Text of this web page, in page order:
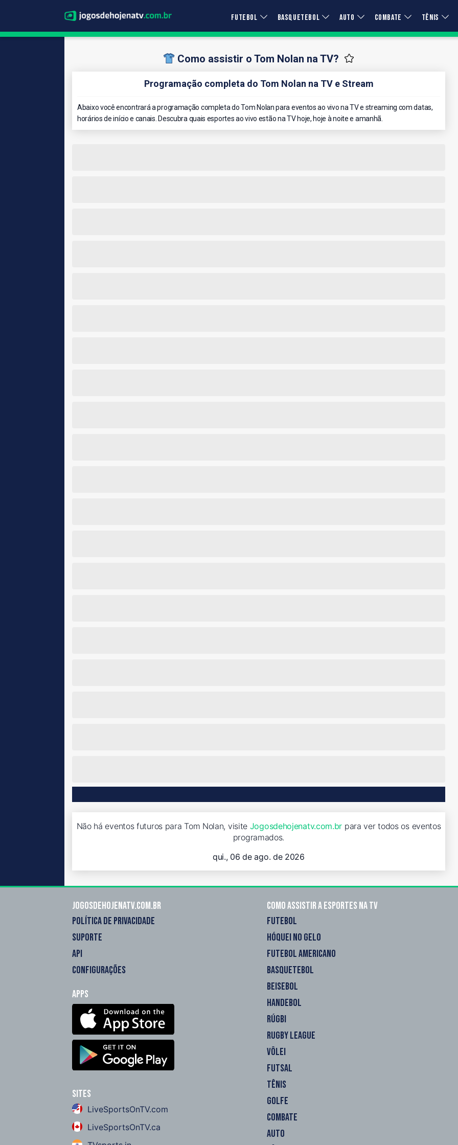
FUTEBOL BASQUETEBOL AUTO COMBATE TÊNIS
Como assistir o Tom Nolan na TV?
Programação completa do Tom Nolan na TV e Stream
Abaixo você encontrará a programação completa do Tom Nolan para eventos ao vivo na TV e streaming com datas,
horários de início e canais. Descubra quais esportes ao vivo estão na TV hoje, hoje à noite e amanhã.
Não há eventos futuros para Tom Nolan, visite Jogosdehojenatv.com.br para ver todos os eventos
programados.
qui., 06 de ago. de 2026
Jogosdehojenatv.com.br
POLÍTICA DE PRIVACIDADE
SUPORTE
API
CONFIGURAÇÕES
Apps
Sites
LiveSportsOnTV.com
LiveSportsOnTV.ca
Como assistir a esportes na TV
FUTEBOL
HÓQUEI NO GELO
FUTEBOL AMERICANO
BASQUETEBOL
BEISEBOL
HANDEBOL
RÚGBI
RUGBY LEAGUE
VÔLEI
FUTSAL
TÊNIS
GOLFE
COMBATE
AUTO